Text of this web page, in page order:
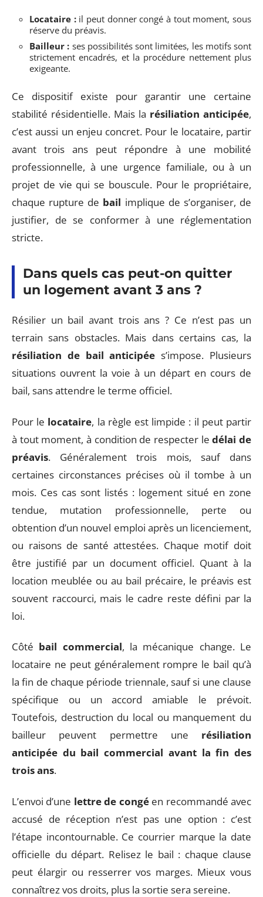
Locataire :il peut donner congé à tout moment, sous
réserve du préavis.
Bailleur : ses possibilités sont limitées, les motifs sont
strictement encadrés, et la procédure nettement plus
exigeante.
Ce dispositif existe pour garantir une certaine
stabilité résidentielle. Mais la résiliation anticipée,
c’est aussi un enjeu concret. Pour le locataire, partir
avant trois ans peut répondre à une mobilité
professionnelle, à une urgence familiale, ou à un
projet de vie qui se bouscule. Pour le propriétaire,
chaque rupture de bail implique de s’organiser, de
justifier, de se conformer à une réglementation
stricte.
Dans quels cas peut-on quitter
un logement avant 3 ans ?
Résilier un bail avant trois ans ? Ce n’est pas un
terrain sans obstacles. Mais dans certains cas, la
résiliation de bail anticipée s’impose. Plusieurs
situations ouvrent la voie à un départ en cours de
bail, sans attendre le terme officiel.
Pour le locataire, la règle est limpide : il peut partir
à tout moment, à condition de respecter ledélai de
préavis. Généralement trois mois, sauf dans
certaines circonstances précises où il tombe à un
mois. Ces cas sont listés : logement situé en zone
tendue, mutation professionnelle, perte ou
obtention d’un nouvel emploi après un licenciement,
ou raisons de santé attestées. Chaque motif doit
être justifié par un document officiel. Quant à la
location meublée ou au bail précaire, le préavis est
souvent raccourci, mais le cadre reste défini par la
loi.
Côté bail commercial, la mécanique change. Le
locataire ne peut généralement rompre le bail qu’à
la fin de chaque période triennale, sauf si une clause
spécifique ou un accord amiable le prévoit.
Toutefois, destruction du local ou manquement du
bailleur peuvent permettre une résiliation
anticipée du bail commercial avant la fin des
trois ans.
L’envoi d’une lettre de congéen recommandé avec
accusé de réception n’est pas une option : c’est
l’étape incontournable. Ce courrier marque la date
officielle du départ. Relisez le bail : chaque clause
peut élargir ou resserrer vos marges. Mieux vous
connaîtrez vos droits, plus la sortie sera sereine.